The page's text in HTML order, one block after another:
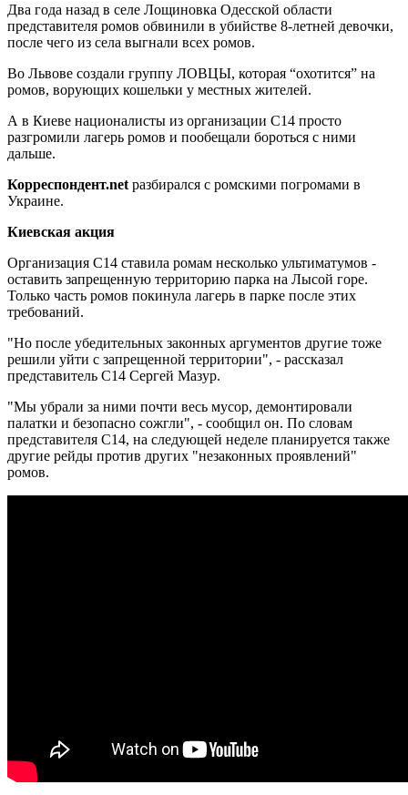
Два года назад в селе Лощиновка Одесской области
представителя ромов обвинили в убийстве 8-летней девочки,
после чего из села выгнали всех ромов.
Во Львове создали группу ЛОВЦЫ, которая “охотится” на
ромов, ворующих кошельки у местных жителей.
А в Киеве националисты из организации С14 просто
разгромили лагерь ромов и пообещали бороться с ними
дальше.
Корреспондент.net разбирался с ромскими погромами в
Украине.
Киевская акция
Организация С14 ставила ромам несколько ультиматумов -
оставить запрещенную территорию парка на Лысой горе.
Только часть ромов покинула лагерь в парке после этих
требований.
"Но после убедительных законных аргументов другие тоже
решили уйти с запрещенной территории", - рассказал
представитель С14 Сергей Мазур.
"Мы убрали за ними почти весь мусор, демонтировали
палатки и безопасно сожгли", - сообщил он. По словам
представителя С14, на следующей неделе планируется также
другие рейды против других "незаконных проявлений"
ромов.